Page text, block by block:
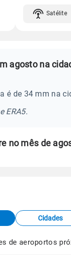
Satélite
agosto na
é de 34 mm na
ERA5.
no mês de
Cidades
de aeroportos